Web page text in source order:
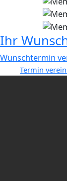
Ihr
Wunschtermin
Termin